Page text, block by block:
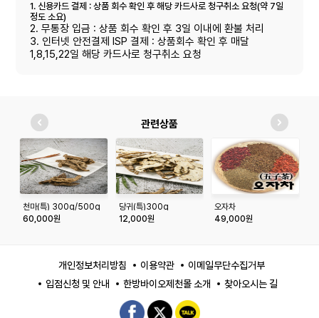
1. 신용카드 결제 : 상품 회수 확인 후 해당 카드사로 청구취소 요청(약 7일
정도 소요)
2. 무통장 입금 : 상품 회수 확인 후 3일 이내에 환불 처리
3. 인터넷 안전결제 ISP 결제 : 상품회수 확인 후 매달
1,8,15,22일 해당 카드사로 청구취소 요청
관련상품
천마(특) 300g/500g
60,000원
당귀(특)300g
12,000원
오자차
49,000원
개인정보처리방침 이용약관
이메일무단수집거부
입점신청 및 안내
한방바이오제천몰 소개 찾아오시는 길